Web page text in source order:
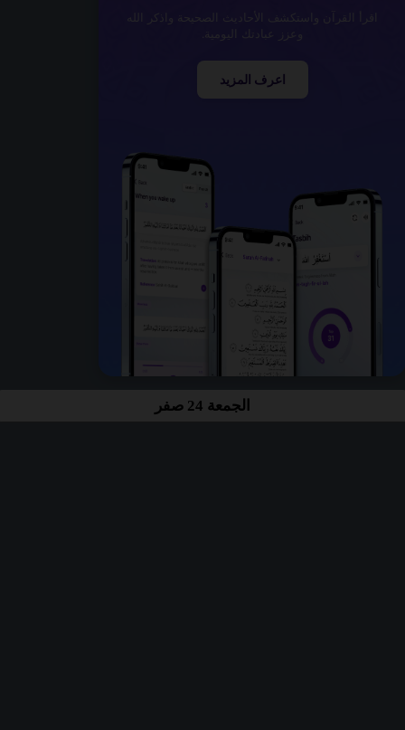
اعرف المزيد
الجمعة 24 صفر